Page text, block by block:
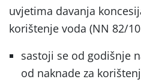
uvjetima davanja
korištenje voda (NN 82/
sastoji se od godišnje
od naknade za